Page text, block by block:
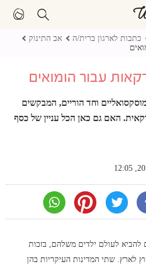
כתבות לארגון ברית/ה
אב התינוק
עבור הומואים
וחד הוריים, המבקשים
האם גם כאן הכל עניין של כסף
להביא לעולם ילדים משלהם, בזכות
לארץ. שתי המדינות העיקריות בהן